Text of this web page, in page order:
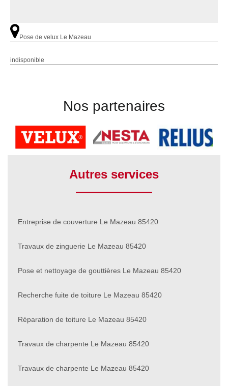
Pose de velux Le Mazeau
indisponible
Nos partenaires
Autres services
Entreprise de couverture Le Mazeau 85420
Travaux de zinguerie Le Mazeau 85420
Pose et nettoyage de gouttières Le Mazeau 85420
Recherche fuite de toiture Le Mazeau 85420
Réparation de toiture Le Mazeau 85420
Travaux de charpente Le Mazeau 85420
Travaux de charpente Le Mazeau 85420